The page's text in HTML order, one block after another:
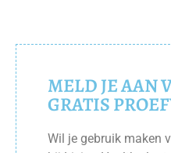
MELD JE AAN
GRATIS
Wil je gebruik maken